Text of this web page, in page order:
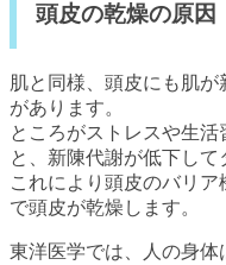
頭皮の乾燥の原因
肌と同様、頭皮にも肌
があります。
ところがストレスや生
と、新陳代謝が低下して
これにより頭皮のバリ
で頭皮が乾燥します。
東洋医学では、人の身体